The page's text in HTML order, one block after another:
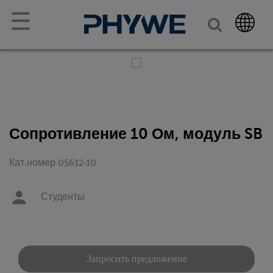
☰
Сопротивление 10 Ом, модуль SB
Кат.номер 05612-10
Студенты
Запросить предложение